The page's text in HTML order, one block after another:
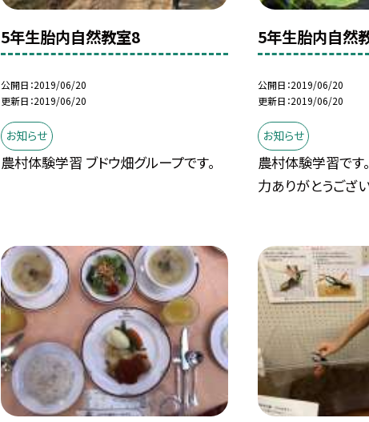
5年生胎内自然教室8
公開日 2019/06/20
更新日 2019/06/20
お知らせ
農村体験学習 ブドウ畑グループです。
5年生胎内自然
公開日 2019/06/20
更新日 2019/06/20
お知らせ
農村体験学習です
力ありがとうござい